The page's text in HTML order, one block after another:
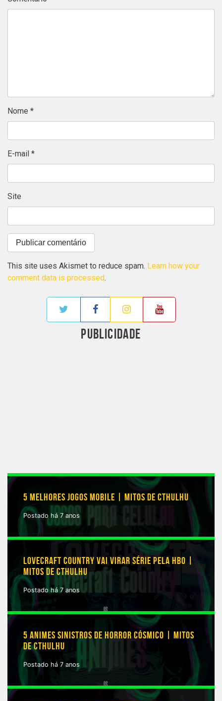
Nome *
E-mail *
Site
This site uses Akismet to reduce spam. Learn how your
comment data is processed.
PUBLICIDADE
5 MELHORES JOGOS MOBILE | MITOS DE CTHULHU
Postado há 7 anos
LOVECRAFT COUNTRY VAI VIRAR SÉRIE PELA HBO |
MITOS DE CTHULHU
Postado há 7 anos
5 ANIMES SINISTROS DE HORROR CÓSMICO | MITOS
DE CTHULHU
Postado há 7 anos